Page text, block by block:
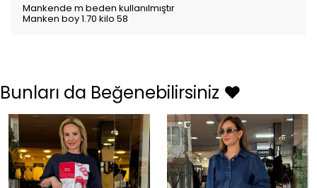
Mankende m beden kullanılmıştır
Manken boy 1.70 kilo 58
Bunları da Beğenebilirsiniz ❤️